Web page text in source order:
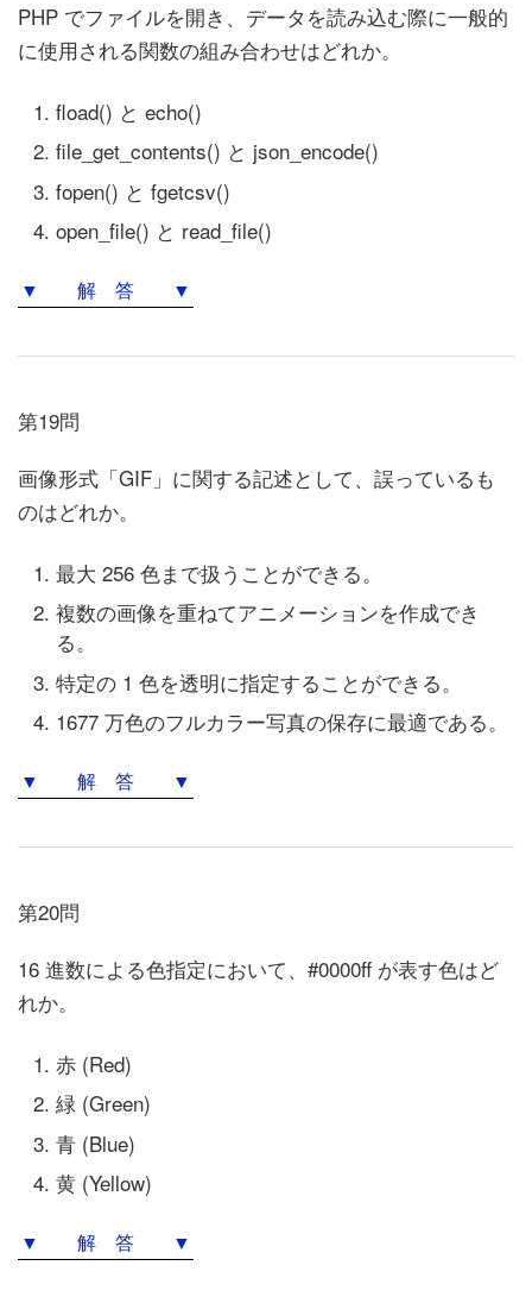
PHP でファイルを開き、データを読み込む際に一般的
に使用される関数の組み合わせはどれか。
fload() と echo()
file_get_contents() と json_encode()
fopen() と fgetcsv()
open_file() と read_file()
▼ 解 答 ▼
第19問
画像形式「GIF」に関する記述として、誤っているも
のはどれか。
最大 256 色まで扱うことができる。
複数の画像を重ねてアニメーションを作成でき
る。
特定の 1 色を透明に指定することができる。
1677 万色のフルカラー写真の保存に最適である。
▼ 解 答 ▼
第20問
16 進数による色指定において、#0000ff が表す色はど
れか。
赤 (Red)
緑 (Green)
青 (Blue)
黄 (Yellow)
▼ 解 答 ▼